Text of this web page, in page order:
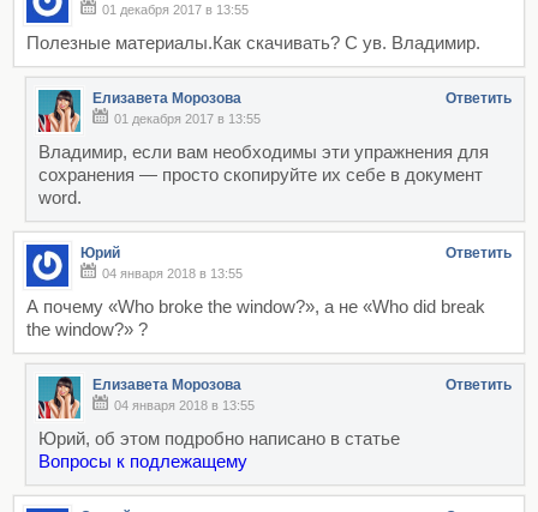
01 декабря 2017 в 13:55
Полезные материалы.Как скачивать? С ув. Владимир.
Елизавета Морозова Ответить
01 декабря 2017 в 13:55
Владимир, если вам необходимы эти упражнения для
сохранения — просто скопируйте их себе в документ
word.
Юрий Ответить
04 января 2018 в 13:55
А почему «Who broke the window?», а не «Who did break
the window?» ?
Елизавета Морозова Ответить
04 января 2018 в 13:55
Юрий, об этом подробно написано в статье
Вопросы к подлежащему